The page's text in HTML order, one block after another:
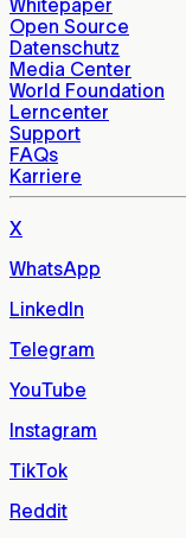
Whitepaper
Open Source
Datenschutz
Media Center
World Foundation
Lerncenter
Support
FAQs
Karriere
X
WhatsApp
LinkedIn
Telegram
YouTube
Instagram
TikTok
Reddit